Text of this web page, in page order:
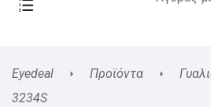
Eyedeal Προϊόντα
3234S